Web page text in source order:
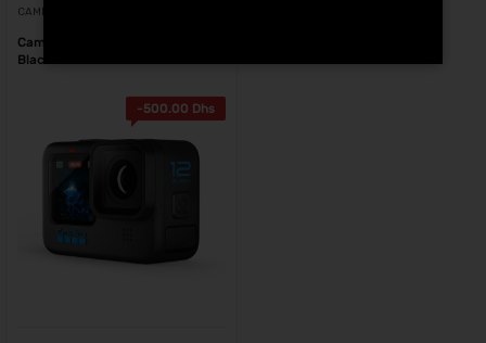
CAMÉRAS D'ACTION
Caméra d’action GoPro HERO 12
Black au Maroc
-500.00 Dhs